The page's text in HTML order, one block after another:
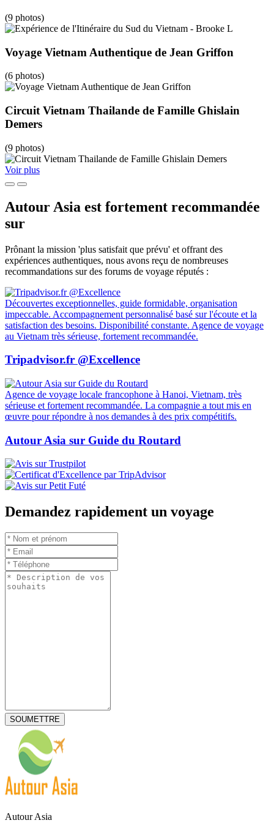
(9 photos)
Voyage Vietnam Authentique de Jean Griffon
(6 photos)
Circuit Vietnam Thailande de Famille Ghislain
Demers
(9 photos)
Voir plus
Autour Asia est fortement recommandée
sur
Prônant la mission 'plus satisfait que prévu' et offrant des
expériences authentiques, nous avons reçu de nombreuses
recommandations sur des forums de voyage réputés :
Découvertes exceptionnelles, guide formidable, organisation
impeccable. Accompagnement personnalisé basé sur l'écoute et la
satisfaction des besoins. Disponibilité constante. Agence de voyage
au Vietnam très sérieuse, fortement recommandée.
Tripadvisor.fr @Excellence
Agence de voyage locale francophone à Hanoi, Vietnam, très
sérieuse et fortement recommandée. La compagnie a tout mis en
œuvre pour répondre à nos demandes à des prix compétitifs.
Autour Asia sur Guide du Routard
Demandez rapidement un voyage
Autour Asia